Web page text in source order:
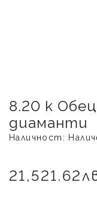
8.20 к
диаманти
Наличност: